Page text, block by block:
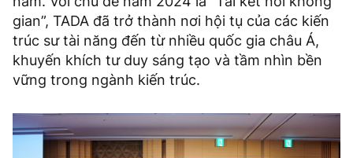
gian”, TADA đã trở thành nơi hội tụ của các kiến
trúc sư tài năng đến từ nhiều quốc gia châu Á,
khuyến khích tư duy sáng tạo và tầm nhìn bền
vững trong ngành kiến trúc.